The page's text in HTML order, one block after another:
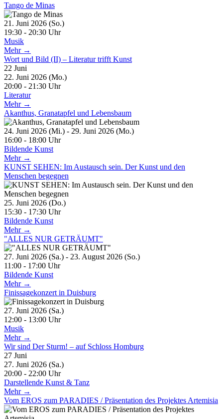
Tango de Minas
21. Juni 2026 (So.)
19:30 - 20:30 Uhr
Musik
Mehr →
Wort und Bild (II) – Literatur trifft Kunst
22 Juni
22. Juni 2026 (Mo.)
20:00 - 21:30 Uhr
Literatur
Mehr →
Akanthus, Granatapfel und Lebensbaum
24. Juni 2026 (Mi.) - 29. Juni 2026 (Mo.)
16:00 - 18:00 Uhr
Bildende Kunst
Mehr →
KUNST SEHEN: Im Austausch sein. Der Kunst und den
Menschen begegnen
25. Juni 2026 (Do.)
15:30 - 17:30 Uhr
Bildende Kunst
Mehr →
"ALLES NUR GETRÄUMT"
27. Juni 2026 (Sa.) - 23. August 2026 (So.)
11:00 - 17:00 Uhr
Bildende Kunst
Mehr →
Finissagekonzert in Duisburg
27. Juni 2026 (Sa.)
12:00 - 13:00 Uhr
Musik
Mehr →
Wir sind Der Sturm! – auf Schloss Homburg
27 Juni
27. Juni 2026 (Sa.)
20:00 - 22:00 Uhr
Darstellende Kunst & Tanz
Mehr →
Vom EROS zum PARADIES / Präsentation des Projektes Artemisia